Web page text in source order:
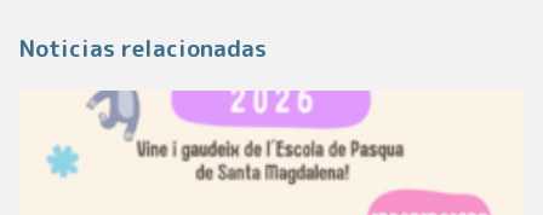
Noticias relacionadas